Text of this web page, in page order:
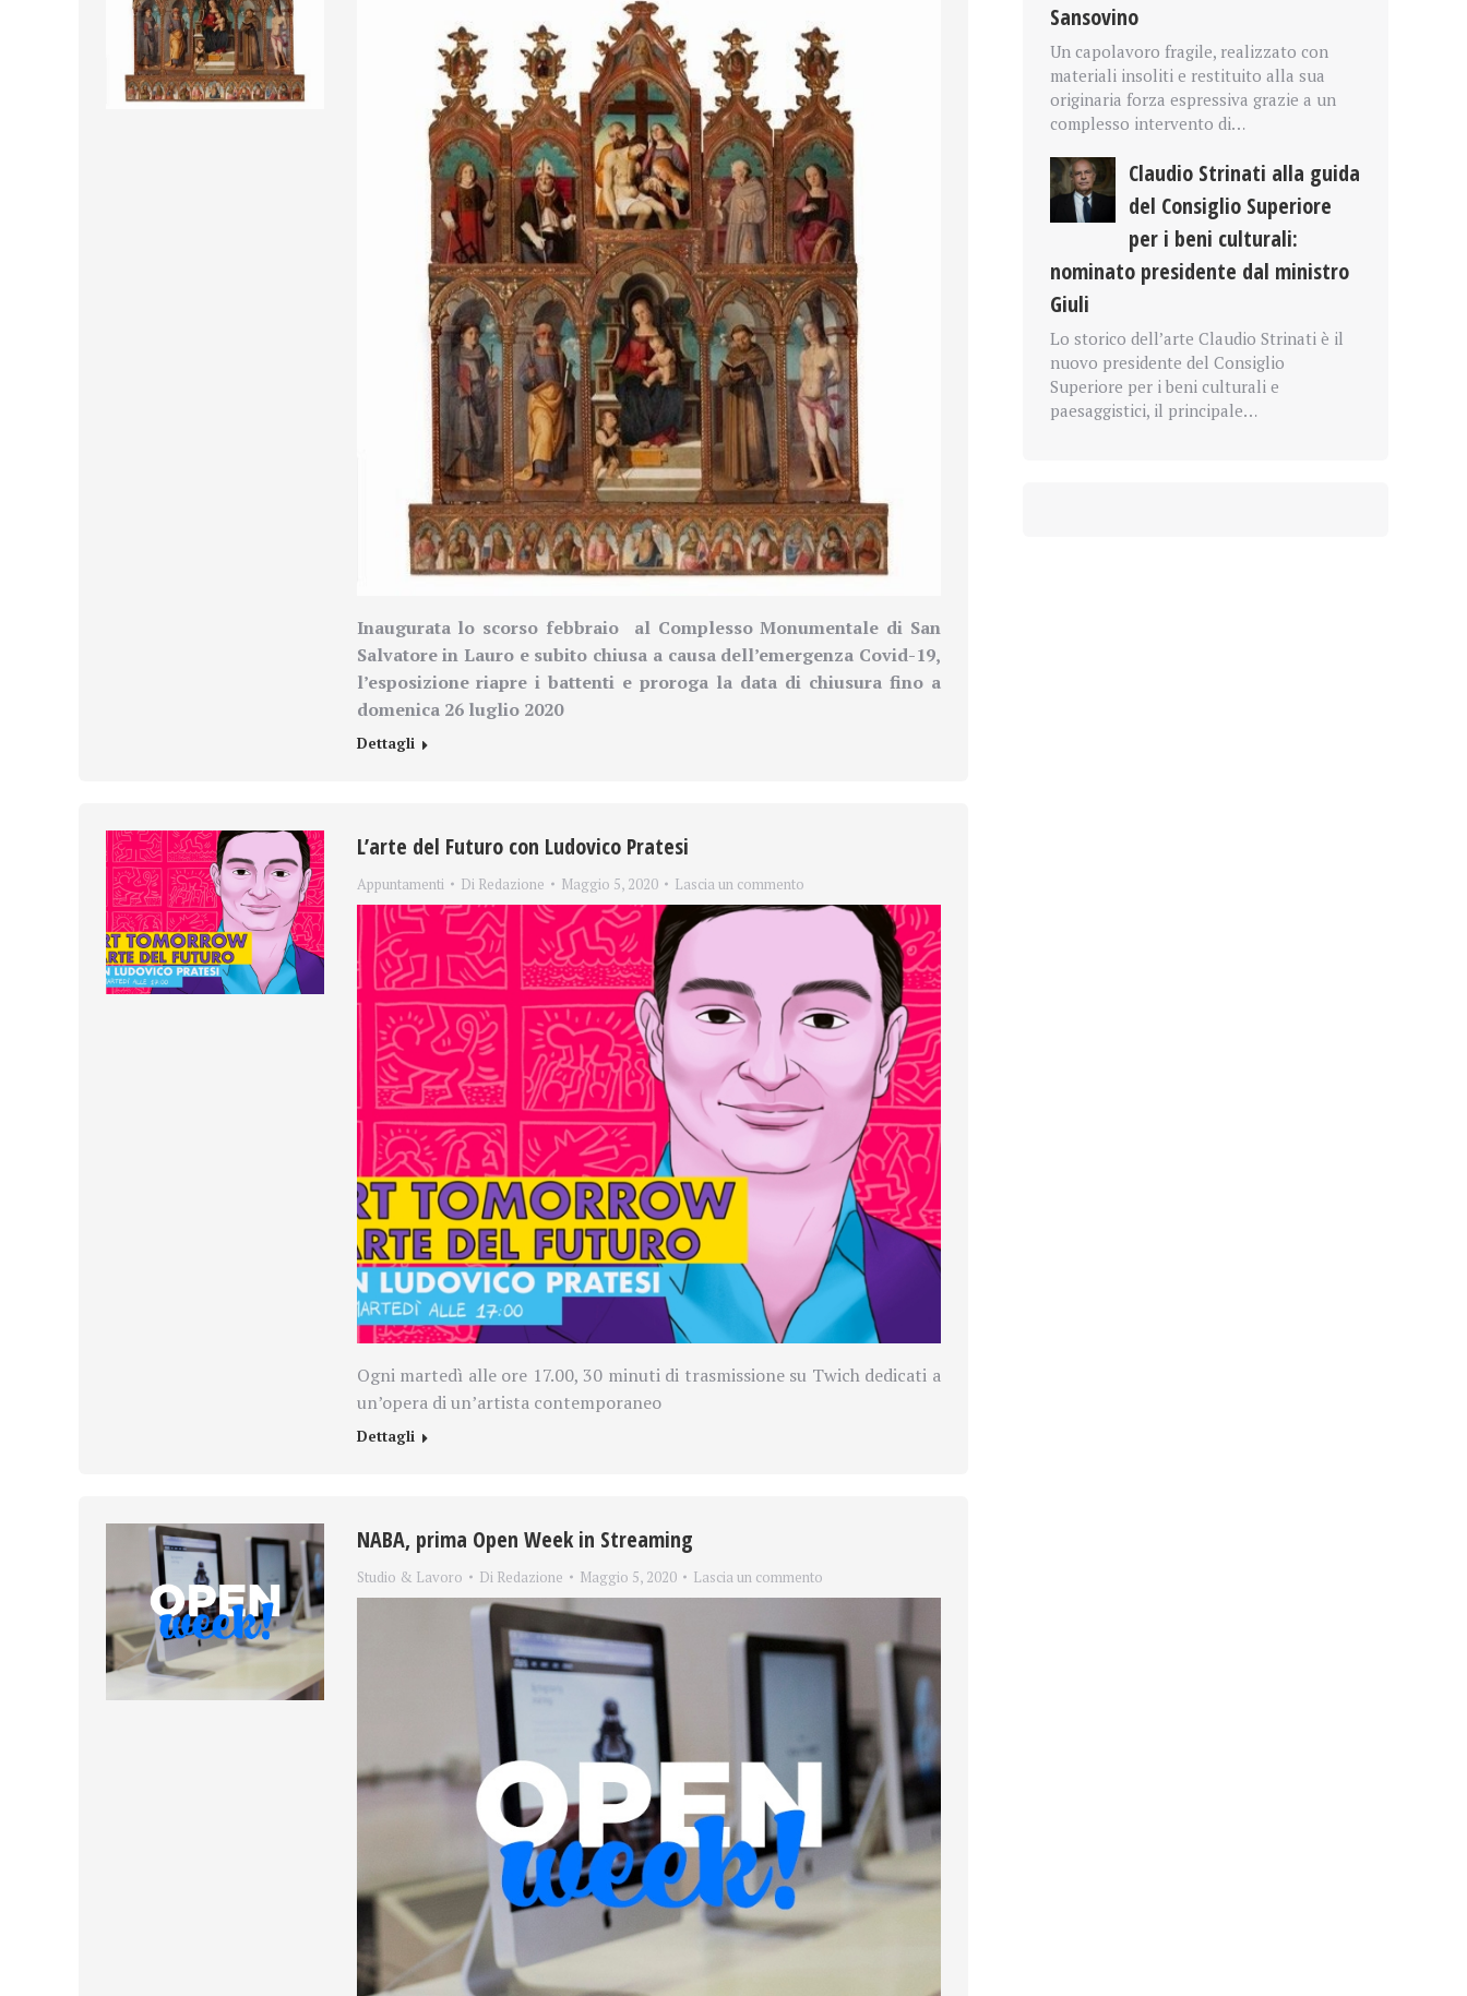
Inaugurata lo scorso febbraio
al Complesso Monumentale di San
Salvatore in Lauro e subito chiusa a causa dell’emergenza Covid-19,
l’esposizione riapre i battenti e proroga la data di chiusura fino a
domenica 26 luglio 2020
Dettagli
L’arte del Futuro con Ludovico Pratesi
Appuntamenti Di Redazione Maggio 5, 2020 Lascia un commento
Ogni martedì alle ore 17.00, 30 minuti di trasmissione su Twich dedicati a
un’opera di un’artista contemporaneo
Dettagli
NABA, prima Open Week in Streaming
Studio & Lavoro Di Redazione Maggio 5, 2020 Lascia un commento
Sansovino
Un capolavoro fragile, realizzato con
materiali insoliti e restituito alla sua
originaria forza espressiva grazie a un
complesso intervento di…
Claudio Strinati alla guida
del Consiglio Superiore
per i beni culturali:
nominato presidente dal ministro
Giuli
Lo storico dell’arte Claudio Strinati è il
nuovo presidente del Consiglio
Superiore per i beni culturali e
paesaggistici, il principale…